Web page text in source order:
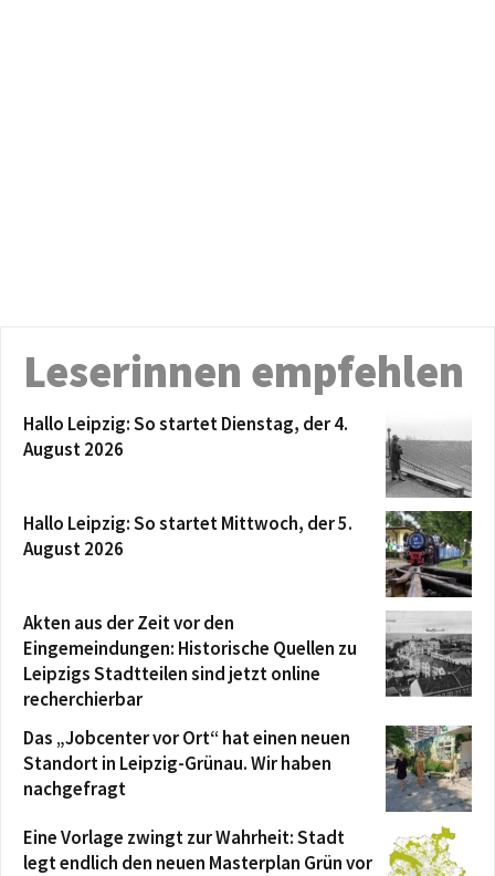
Leserinnen empfehlen
Hallo Leipzig: So startet Dienstag, der 4.
August 2026
Hallo Leipzig: So startet Mittwoch, der 5.
August 2026
Akten aus der Zeit vor den
Eingemeindungen: Historische Quellen zu
Leipzigs Stadtteilen sind jetzt online
recherchierbar
Das „Jobcenter vor Ort“ hat einen neuen
Standort in Leipzig-Grünau. Wir haben
nachgefragt
Eine Vorlage zwingt zur Wahrheit: Stadt
legt endlich den neuen Masterplan Grün vor